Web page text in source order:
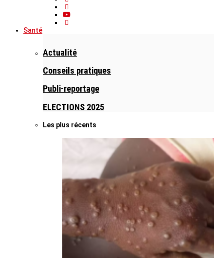
Santé
Actualité
Conseils pratiques
Publi-reportage
ELECTIONS 2025
Les plus récents